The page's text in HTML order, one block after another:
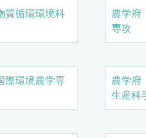
循環環境科
農学
専攻
環境農学専
農学
生産科